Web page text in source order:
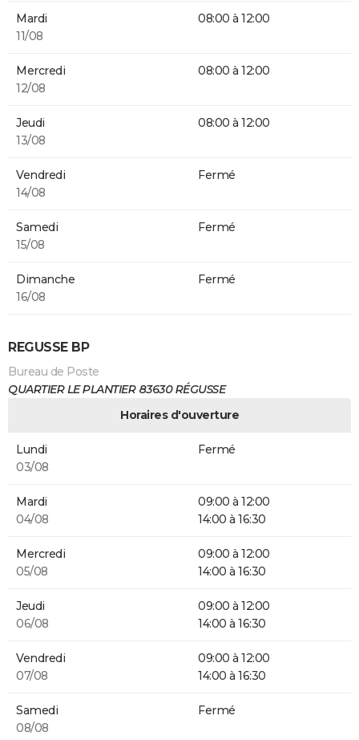
Mardi
11/08
08:00 à 12:00
Mercredi
12/08
08:00 à 12:00
Jeudi
13/08
08:00 à 12:00
Vendredi
14/08
Fermé
Samedi
15/08
Fermé
Dimanche
16/08
Fermé
REGUSSE BP
Bureau de Poste
QUARTIER LE PLANTIER 83630 RÉGUSSE
Horaires d'ouverture
Lundi
03/08
Fermé
Mardi
04/08
09:00 à 12:00
14:00 à 16:30
Mercredi
05/08
09:00 à 12:00
14:00 à 16:30
Jeudi
06/08
09:00 à 12:00
14:00 à 16:30
Vendredi
07/08
09:00 à 12:00
14:00 à 16:30
Samedi
08/08
Fermé